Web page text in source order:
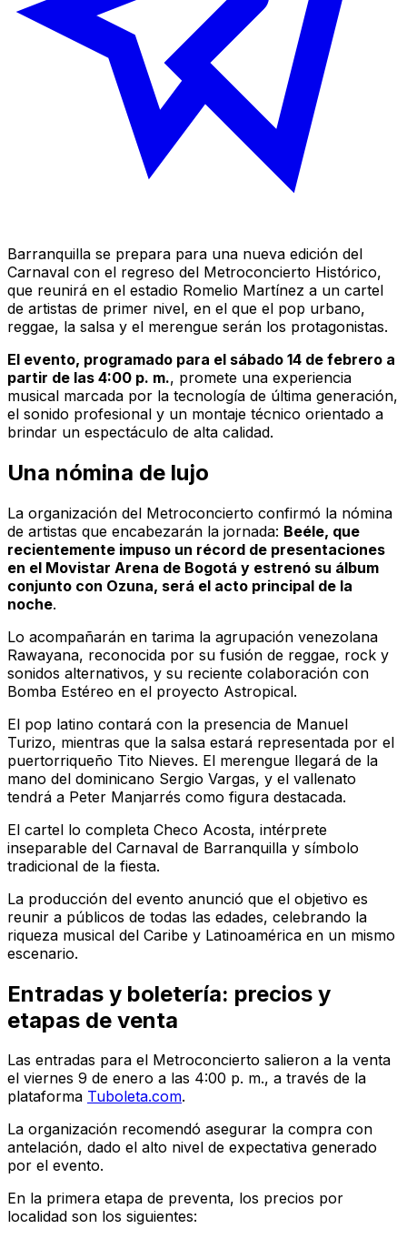
Barranquilla se prepara para una nueva edición del
Carnaval con el regreso del Metroconcierto Histórico,
que reunirá en el estadio Romelio Martínez a un cartel
de artistas de primer nivel, en el que el pop urbano,
reggae, la salsa y el merengue serán los protagonistas.
El evento, programado para el sábado 14 de febrero a
partir de las 4:00 p. m., promete una experiencia
musical marcada por la tecnología de última generación,
el sonido profesional y un montaje técnico orientado a
brindar un espectáculo de alta calidad.
Una nómina de lujo
La organización del Metroconcierto confirmó la nómina
de artistas que encabezarán la jornada: Beéle, que
recientemente impuso un récord de presentaciones
en el Movistar Arena de Bogotá y estrenó su álbum
conjunto con Ozuna, será el acto principal de la
noche.
Lo acompañarán en tarima la agrupación venezolana
Rawayana, reconocida por su fusión de reggae, rock y
sonidos alternativos, y su reciente colaboración con
Bomba Estéreo en el proyecto Astropical.
El pop latino contará con la presencia de Manuel
Turizo, mientras que la salsa estará representada por el
puertorriqueño Tito Nieves. El merengue llegará de la
mano del dominicano Sergio Vargas, y el vallenato
tendrá a Peter Manjarrés como figura destacada.
El cartel lo completa Checo Acosta, intérprete
inseparable del Carnaval de Barranquilla y símbolo
tradicional de la fiesta.
La producción del evento anunció que el objetivo es
reunir a públicos de todas las edades, celebrando la
riqueza musical del Caribe y Latinoamérica en un mismo
escenario.
Entradas y boletería: precios y
etapas de venta
Las entradas para el Metroconcierto salieron a la venta
el viernes 9 de enero a las 4:00 p. m., a través de la
plataforma Tuboleta.com.
La organización recomendó asegurar la compra con
antelación, dado el alto nivel de expectativa generado
por el evento.
En la primera etapa de preventa, los precios por
localidad son los siguientes: